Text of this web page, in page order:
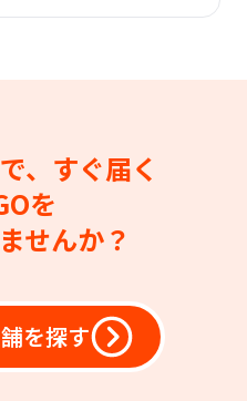
、すぐ届く
を
せんか？
を探す